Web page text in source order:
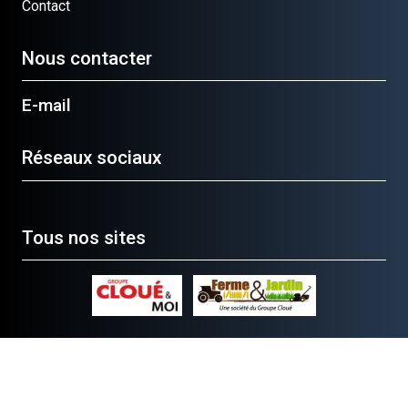
Contact
Nous contacter
E-mail
Réseaux sociaux
Tous nos sites